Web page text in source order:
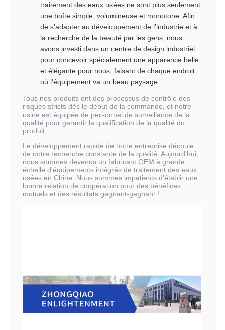
traitement des eaux usées ne sont plus seulement
une boîte simple, volumineuse et monotone. Afin
de s'adapter au développement de l'industrie et à
la recherche de la beauté par les gens, nous
avons investi dans un centre de design industriel
pour concevoir spécialement une apparence belle
et élégante pour nous, faisant de chaque endroit
où l'équipement va un beau paysage.
Tous nos produits ont des processus de contrôle des
risques stricts dès le début de la commande, et notre
usine est équipée de personnel de surveillance de la
qualité pour garantir la qualification de la qualité du
produit.
Le développement rapide de notre entreprise découle
de notre recherche constante de la qualité. Aujourd'hui,
nous sommes devenus un fabricant OEM à grande
échelle d'équipements intégrés de traitement des eaux
usées en Chine. Nous sommes impatients d'établir une
bonne relation de coopération pour des bénéfices
mutuels et des résultats gagnant-gagnant !